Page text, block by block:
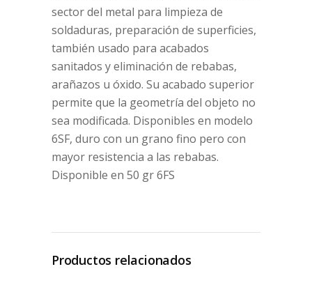
sector del metal para limpieza de
soldaduras, preparación de superficies,
también usado para acabados
sanitados y eliminación de rebabas,
arañazos u óxido. Su acabado superior
permite que la geometría del objeto no
sea modificada. Disponibles en modelo
6SF, duro con un grano fino pero con
mayor resistencia a las rebabas.
Disponible en 50 gr 6FS
Productos relacionados